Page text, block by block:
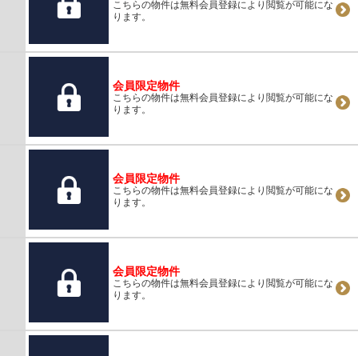
こちらの物件は無料会員登録により閲覧が可能にな
ります。
会員限定物件
こちらの物件は無料会員登録により閲覧が可能にな
ります。
会員限定物件
こちらの物件は無料会員登録により閲覧が可能にな
ります。
会員限定物件
こちらの物件は無料会員登録により閲覧が可能にな
ります。